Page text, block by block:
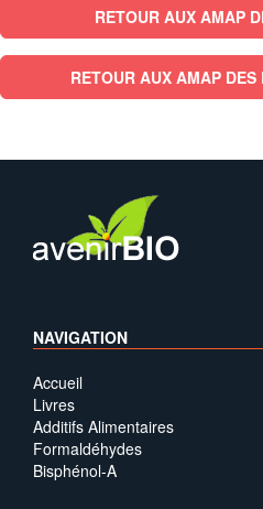
RETOUR AUX AMAP
NAVIGATION
Accueil
Livres
Additifs Alimentaires
Formaldéhydes
Bisphénol-A